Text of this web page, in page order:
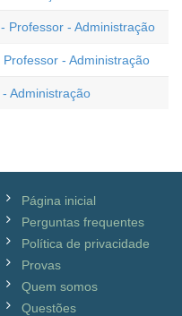
Professor - Administração
- Administração
Administração
Página inicial
Perguntas frequentes
Política de privacidade
Provas
Quem somos
Questões